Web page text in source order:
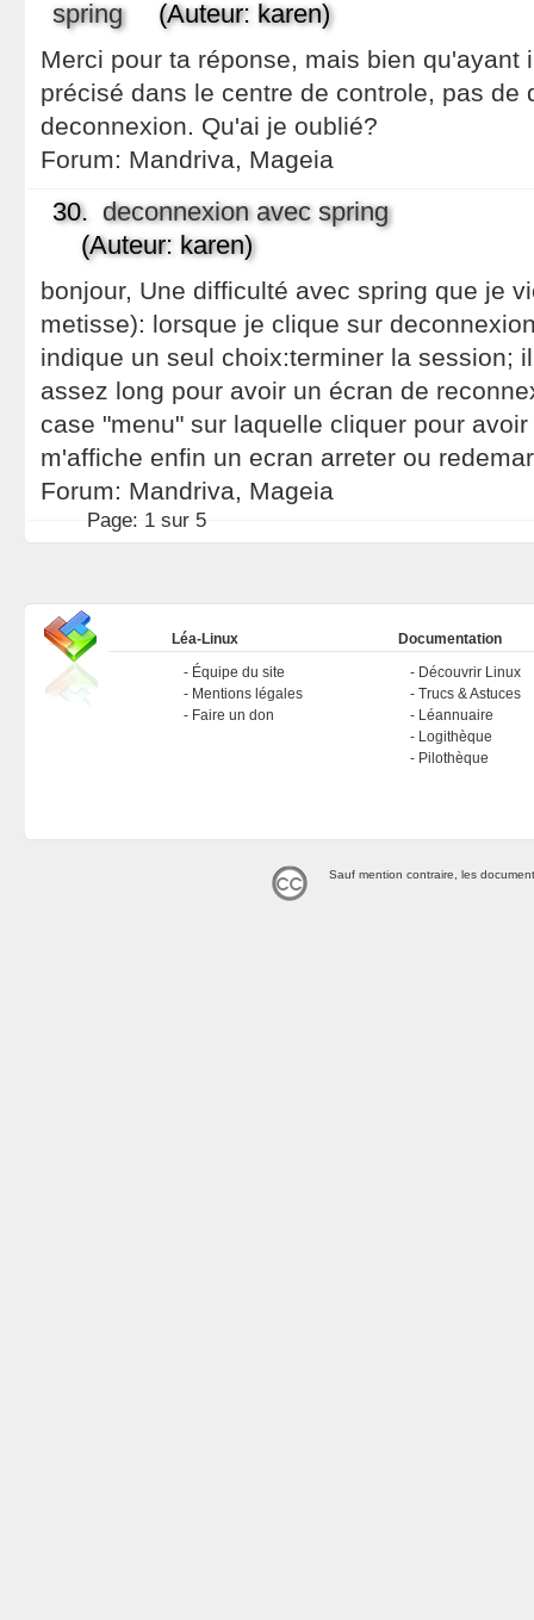
spring(Auteur: karen)
Merci pour ta réponse, mais bien qu'ayant
précisé dans le centre de controle, pas de
deconnexion. Qu'ai je oublié?
Forum: Mandriva, Mageia
30. deconnexion avec spring
(Auteur: karen)
bonjour, Une difficulté avec spring que je
metisse): lorsque je clique sur
indique un seul choix:terminer la session;
assez long pour avoir un écran de
case "menu" sur laquelle cliquer pour
m'affiche enfin un ecran arreter ou redemar
Forum: Mandriva, Mageia
Page: 1 sur 5
Léa-Linux
Équipe du site
Mentions légales
Faire un don
Documentation
Découvrir Linux
Trucs & Astuces
Léannuaire
Logithèque
Pilothèque
Sauf mention contraire, les